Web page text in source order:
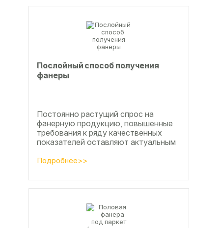
Послойный способ получения
фанеры
Постоянно растущий спрос на
фанерную продукцию, повышенные
требования к ряду качественных
показателей оставляют актуальным
технологии производства клееной...
Подробнее>>